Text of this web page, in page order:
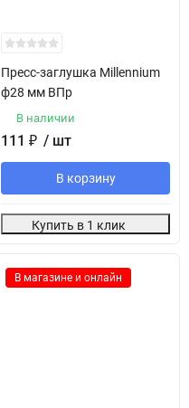
Пресс-заглушка Millennium
ф28 мм ВПр
В наличии
111 ₽ / шт
В корзину
Купить в 1 клик
В магазине и онлайн